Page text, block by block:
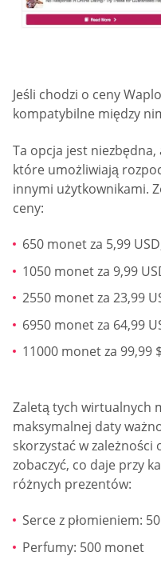
Jeśli chodzi o ceny
kompatybilne między
Ta opcja jest niezbędna,
które umożliwiają
innymi użytkownikami.
ceny:
650 monet za 5,99
1050 monet za 9,99
2550 monet za 23,99
6950 monet za 64,99
11000 monet za 99,99
Zaletą tych wirtualnych
maksymalnej daty
skorzystać w zależności
zobaczyć, co daje przy
różnych prezentów:
Serce z płomieniem:
Perfumy: 500 monet